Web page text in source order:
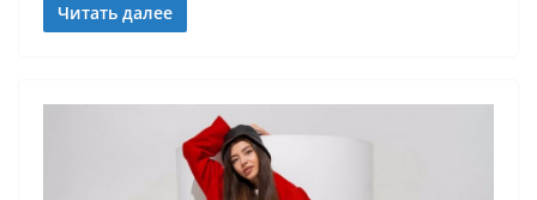
Читать далее